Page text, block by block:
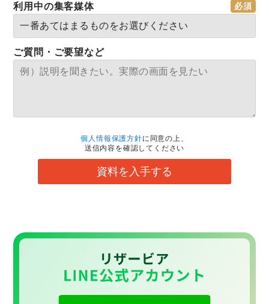
利用中の集客媒体
ご質問・ご要望など
個人情報保護方針に同意の上、
送信内容を確認してください
資料を入手する